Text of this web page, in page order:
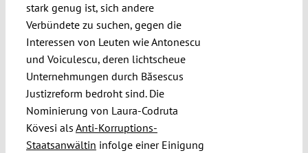
stark genug ist, sich andere
Verbündete zu suchen, gegen die
Interessen von Leuten wie Antonescu
und Voiculescu, deren lichtscheue
Unternehmungen durch Băsescus
Justizreform bedroht sind. Die
Nominierung von Laura-Codruta
Kövesi als Anti-Korruptions-
Staatsanwältin infolge einer Einigung